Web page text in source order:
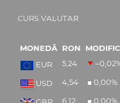
CURS VALUTAR
MONEDĂ RON
EUR
5,24 –0,02
USD 4,54 0,00%
6,12 0,00%